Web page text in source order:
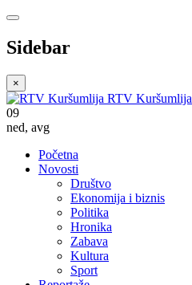
Sidebar
×
RTV Kuršumlija
09
ned, avg
Početna
Novosti
Društvo
Ekonomija i biznis
Politika
Hronika
Zabava
Kultura
Sport